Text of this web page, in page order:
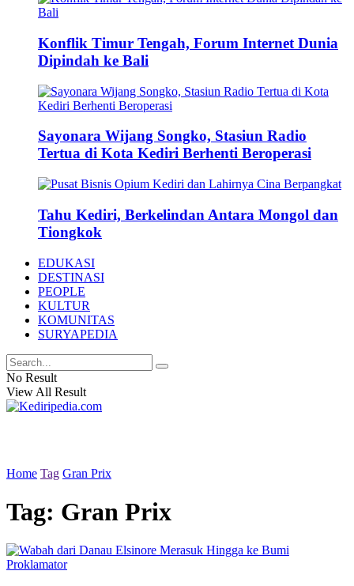
Konflik Timur Tengah, Forum Internet Dunia
Dipindah ke Bali
Sayonara Wijang Songko, Stasiun Radio
Tertua di Kota Kediri Berhenti Beroperasi
Tahu Kediri, Berkelindan Antara Mongol dan
Tiongkok
EDUKASI
DESTINASI
PEOPLE
KULTUR
KOMUNITAS
SURYAPEDIA
No Result
View All Result
Home Tag Gran Prix
Tag: Gran Prix